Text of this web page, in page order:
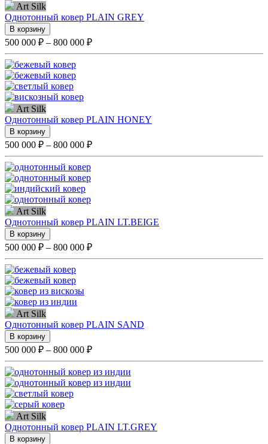
Art Silk
Однотонный ковер PLAIN GREY
В корзину
500 000 ₽ – 800 000 ₽
Art Silk
Однотонный ковер PLAIN HONEY
В корзину
500 000 ₽ – 800 000 ₽
Art Silk
Однотонный ковер PLAIN LT.BEIGE
В корзину
500 000 ₽ – 800 000 ₽
Art Silk
Однотонный ковер PLAIN SAND
В корзину
500 000 ₽ – 800 000 ₽
Art Silk
Однотонный ковер PLAIN LT.GREY
В корзину